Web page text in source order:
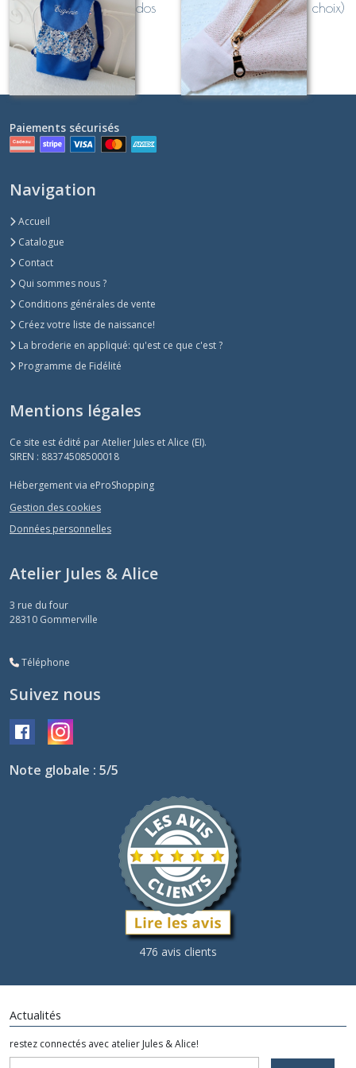
OUTDOOR, sac à dos
maternelle surmesure et
personnalisé
Sur demande
DORÉE (dimensions au choix)
Sur demande
Paiements sécurisés
Navigation
Accueil
Catalogue
Contact
Qui sommes nous ?
Conditions générales de vente
Créez votre liste de naissance!
La broderie en appliqué: qu'est ce que c'est ?
Programme de Fidélité
Mentions légales
Ce site est édité par Atelier Jules et Alice (EI).
SIREN : 88374508500018
Hébergement via eProShopping
Gestion des cookies
Données personnelles
Atelier Jules & Alice
3 rue du four
28310 Gommerville
Téléphone
Suivez nous
Note globale : 5/5
476 avis clients
Actualités
restez connectés avec atelier Jules & Alice!